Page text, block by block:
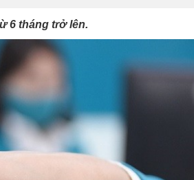
6 tháng trở lên.